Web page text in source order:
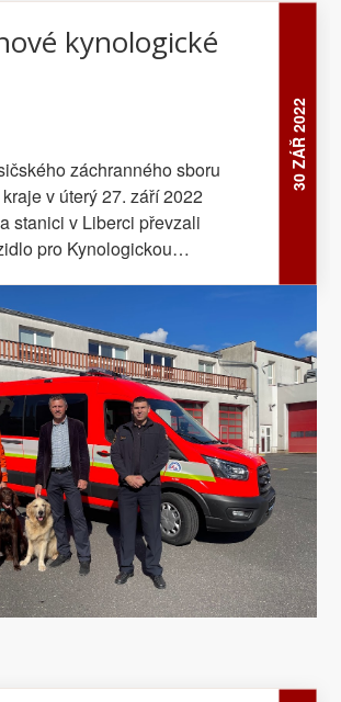
30 ZÁŘ 2022
kynologické
záchranného sboru
v úterý 27. září 2022
stanici v Liberci převzali
pro Kynologickou
podpory Libereckého
subjektů..